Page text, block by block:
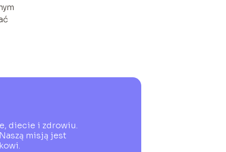
diecie i zdrowiu.
misją jest